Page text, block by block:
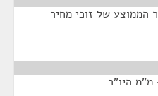
הממוצע של זוכי מחיר
מ"מ היו"ר